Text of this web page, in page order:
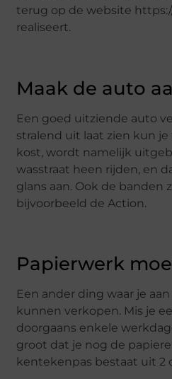
terug op de website
realiseert.
Maak de auto
Een goed uitziende auto
stralend uit laat zien kun
kost, wordt namelijk
wasstraat heen rijden, en
glans aan. Ook de banden
bijvoorbeeld de Action.
Papierwerk
Een ander ding waar je
kunnen verkopen. Mis je
doorgaans enkele
groot dat je nog de
kentekenpas bestaat uit 2